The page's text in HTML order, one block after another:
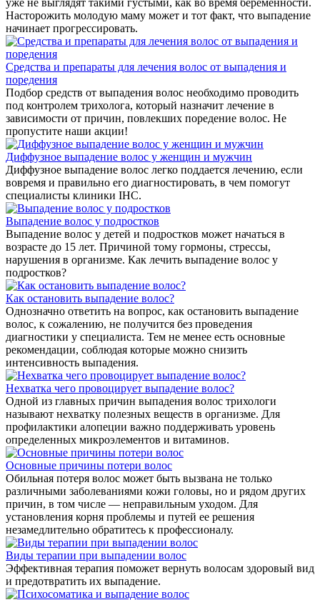
уже не выглядят такими густыми, как во время беременности.
Насторожить молодую маму может и тот факт, что выпадение
начинает прогрессировать.
Средства и препараты для лечения волос от выпадения и
поредения
Подбор средств от выпадения волос необходимо проводить
под контролем трихолога, который назначит лечение в
зависимости от причин, повлекших поредение волос. Не
пропустите наши акции!
Диффузное выпадение волос у женщин и мужчин
Диффузное выпадение волос легко поддается лечению, если
вовремя и правильно его диагностировать, в чем помогут
специалисты клиники IHC.
Выпадение волос у подростков
Выпадение волос у детей и подростков может начаться в
возрасте до 15 лет. Причиной тому гормоны, стрессы,
нарушения в организме. Как лечить выпадение волос у
подростков?
Как остановить выпадение волос?
Однозначно ответить на вопрос, как остановить выпадение
волос, к сожалению, не получится без проведения
диагностики у специалиста. Тем не менее есть основные
рекомендации, соблюдая которые можно снизить
интенсивность выпадения.
Нехватка чего провоцирует выпадение волос?
Одной из главных причин выпадения волос трихологи
называют нехватку полезных веществ в организме. Для
профилактики алопеции важно поддерживать уровень
определенных микроэлементов и витаминов.
Основные причины потери волос
Обильная потеря волос может быть вызвана не только
различными заболеваниями кожи головы, но и рядом других
причин, в том числе — неправильным уходом. Для
установления корня проблемы и путей ее решения
незамедлительно обратитесь к профессионалу.
Виды терапии при выпадении волос
Эффективная терапия поможет вернуть волосам здоровый вид
и предотвратить их выпадение.